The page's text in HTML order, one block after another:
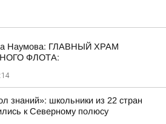
Наумова: ГЛАВНЫЙ ХРАМ
ФЛОТА:
знаний»: школьники из 22 стран
к Северному полюсу